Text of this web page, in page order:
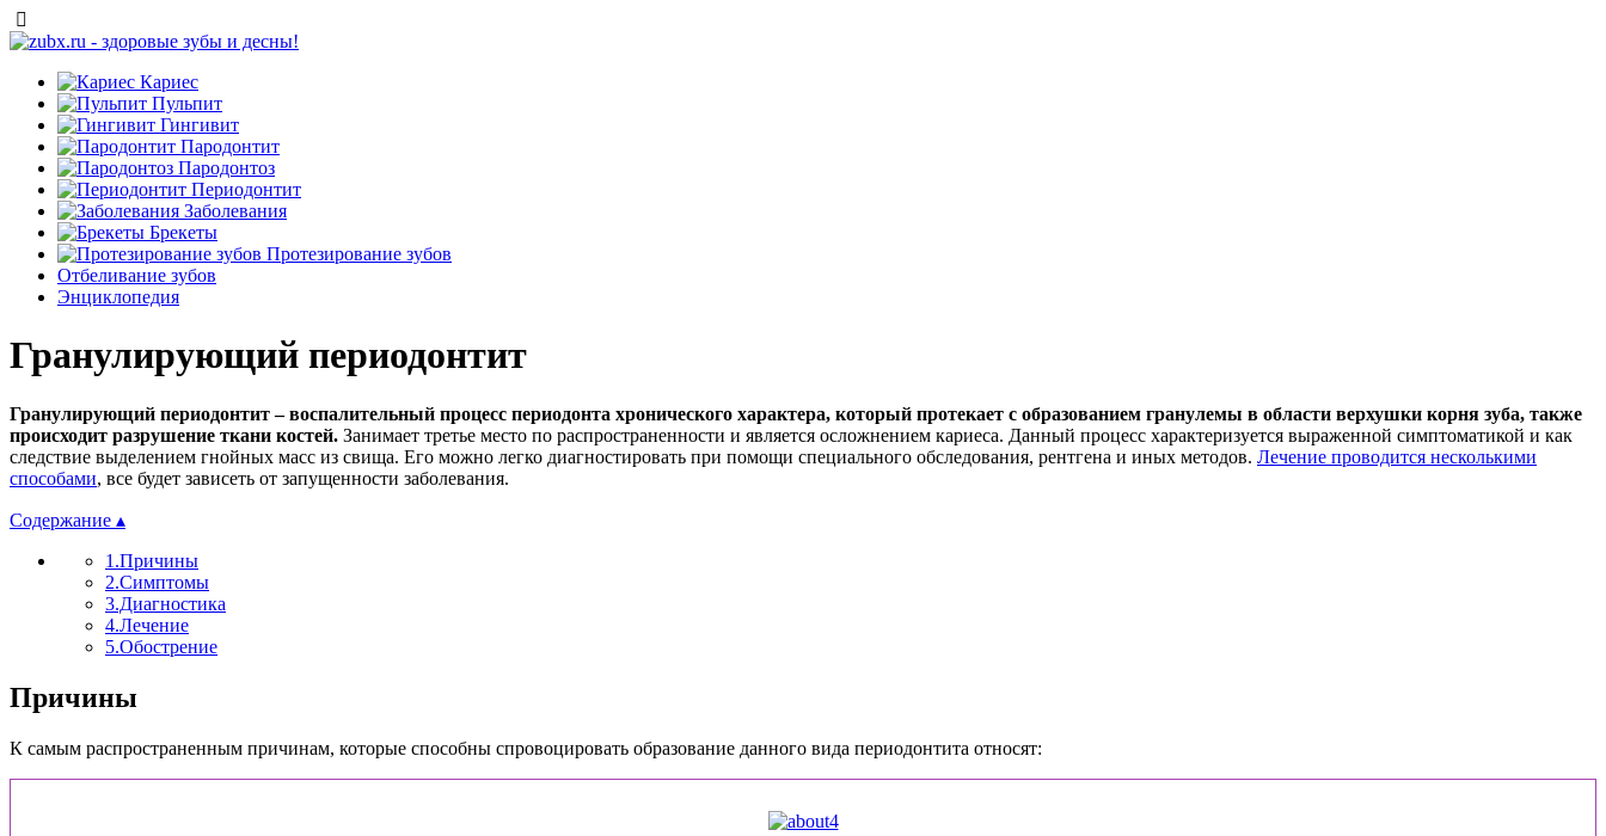
Кариес
Пульпит
Гингивит
Пародонтит
Пародонтоз
Периодонтит
Заболевания
Брекеты
Протезирование зубов
Отбеливание зубов
Энциклопедия
Гранулирующий периодонтит
Гранулирующий периодонтит – воспалительный процесс периодонта хронического характера, который протекает с образованием гранулемы в области верхушки корня зуба, также
происходит разрушение ткани костей. Занимает третье место по распространенности и является осложнением кариеса. Данный процесс характеризуется выраженной симптоматикой и как
следствие выделением гнойных масс из свища. Его можно легко диагностировать при помощи специального обследования, рентгена и иных методов. Лечение проводится несколькими
способами, все будет зависеть от запущенности заболевания.
Содержание ▴
1.Причины
2.Симптомы
3.Диагностика
4.Лечение
5.Обострение
Причины
К самым распространенным причинам, которые способны спровоцировать образование данного вида периодонтита относят: